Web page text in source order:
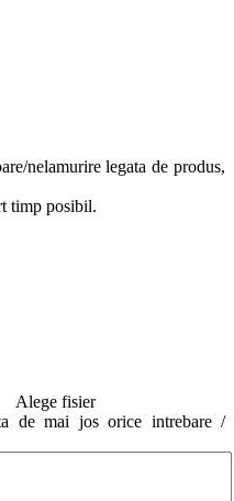
nelamurire legata de produs,
timp posibil.
Alege fisier
de mai jos orice intrebare /